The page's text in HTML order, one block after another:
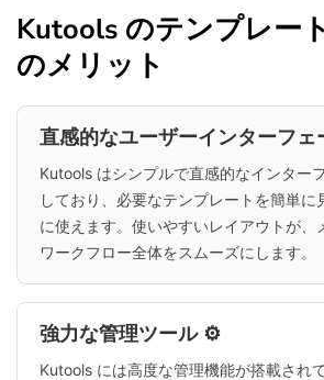
Kutools のテンプレー
のメリット
直感的なユーザーインターフェ
Kutools はシンプルで直感的なインター
しており、必要なテンプレートを簡単に
に使えます。使いやすいレイアウトが、
ワークフロー全体をスムーズにします。
強力な管理ツール ⚙️
Kutools には高度な管理機能が搭載され